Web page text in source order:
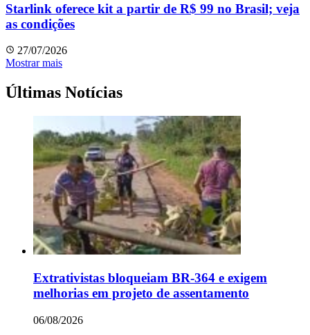
Starlink oferece kit a partir de R$ 99 no Brasil; veja
as condições
27/07/2026
Mostrar mais
Últimas Notícias
Extrativistas bloqueiam BR-364 e exigem
melhorias em projeto de assentamento
06/08/2026